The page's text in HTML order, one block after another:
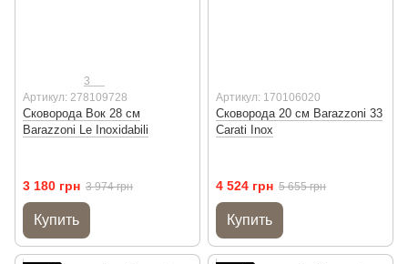
3
Артикул: 278109728
Сковорода Вок 28 см
Barazzoni Le Inoxidabili
3 180 грн 3 974 грн
Купить
Артикул: 170106020
Сковорода 20 см Barazzoni 33
Carati Inox
4 524 грн 5 655 грн
Купить